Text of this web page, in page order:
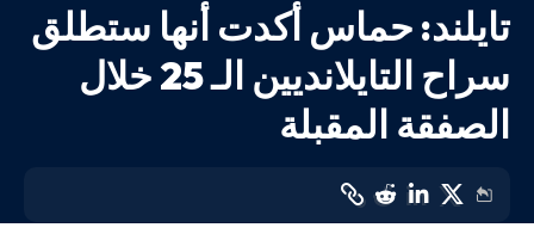
تايلند: حماس أكدت أنها ستطلق
سراح التايلانديين الـ 25 خلال
الصفقة المقبلة